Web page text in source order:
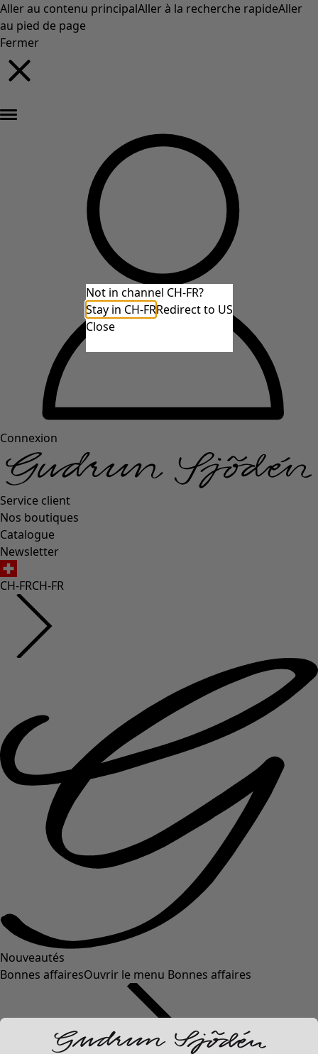
Aller au contenu principalAller à la recherche rapideAller
au pied de page
Fermer
Connexion
Service client
Nos boutiques
Catalogue
Newsletter
CH-FRCH-FR
Nouveautés
Bonnes affairesOuvrir le menu Bonnes affaires
Not in channel CH-FR?
Stay in CH-FRRedirect to US
Close